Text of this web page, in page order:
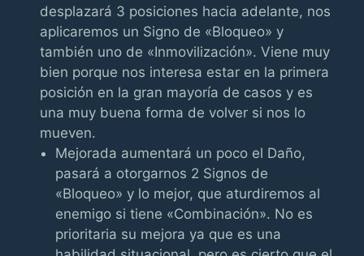
desplazará 3 posiciones hacia adelante, nos
aplicaremos un Signo de «Bloqueo» y
también uno de «Inmovilización». Viene muy
bien porque nos interesa estar en la primera
posición en la gran mayoría de casos y es
una muy buena forma de volver si nos lo
mueven.
Mejorada aumentará un poco el Daño,
pasará a otorgarnos 2 Signos de
«Bloqueo» y lo mejor, que aturdiremos al
enemigo si tiene «Combinación». No es
prioritaria su mejora ya que es una